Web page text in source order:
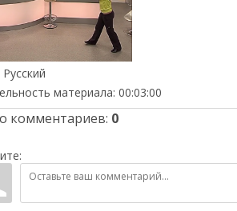
Русский
материала: 00:03:00
комментариев: 0